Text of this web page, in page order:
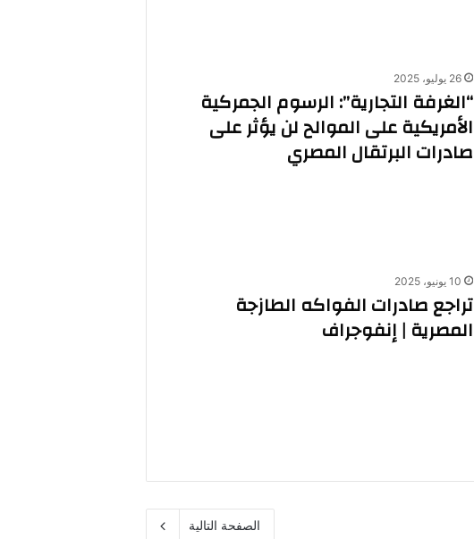
26 يوليو، 2025
“الغرفة التجارية”: الرسوم الجمركية
الأمريكية على الموالح لن يؤثر على
صادرات البرتقال المصري
10 يونيو، 2025
تراجع صادرات الفواكه الطازجة
المصرية | إنفوجراف
الصفحة التالية